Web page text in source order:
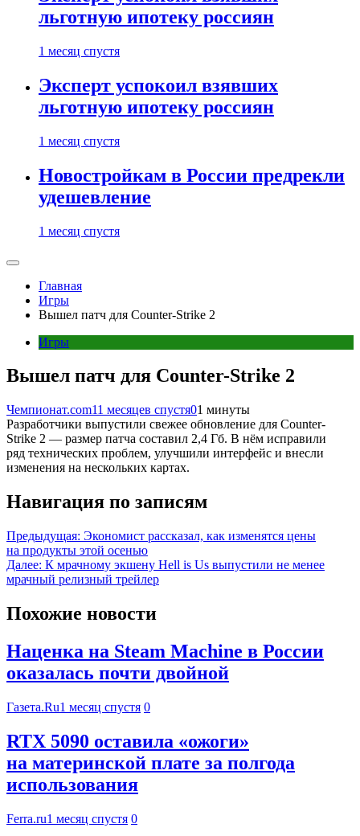
льготную ипотеку россиян
1 месяц спустя
Эксперт успокоил взявших
льготную ипотеку россиян
1 месяц спустя
Новостройкам в России предрекли
удешевление
1 месяц спустя
Главная
Игры
Вышел патч для Counter-Strike 2
Игры
Вышел патч для Counter-Strike 2
Чемпионат.com11 месяцев спустя01 минуты
Разработчики выпустили свежее обновление для Counter-
Strike 2 — размер патча составил 2,4 Гб. В нём исправили
ряд технических проблем, улучшили интерфейс и внесли
изменения на нескольких картах.
Навигация по записям
Предыдущая: Экономист рассказал, как изменятся цены
на продукты этой осенью
Далее: К мрачному экшену Hell is Us выпустили не менее
мрачный релизный трейлер
Похожие новости
Наценка на Steam Machine в России
оказалась почти двойной
Газета.Ru1 месяц спустя 0
RTX 5090 оставила «ожоги»
на материнской плате за полгода
использования
Ferra.ru1 месяц спустя 0